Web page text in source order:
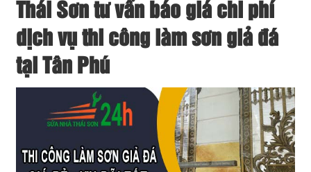
Thái Sơn tư vấn báo giá chi phí
dịch vụ thi công làm sơn giả đá
tại Tân Phú